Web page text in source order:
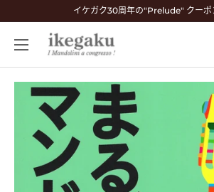
ン
イケガク30周年の"Prelude" クーポ
Mandolin
&
Shop
ikegaku